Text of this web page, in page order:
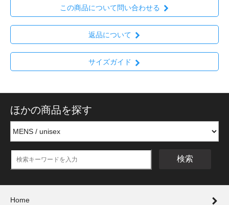
この商品について問い合わせる
返品について
サイズガイド
ほかの商品を探す
検索
Home